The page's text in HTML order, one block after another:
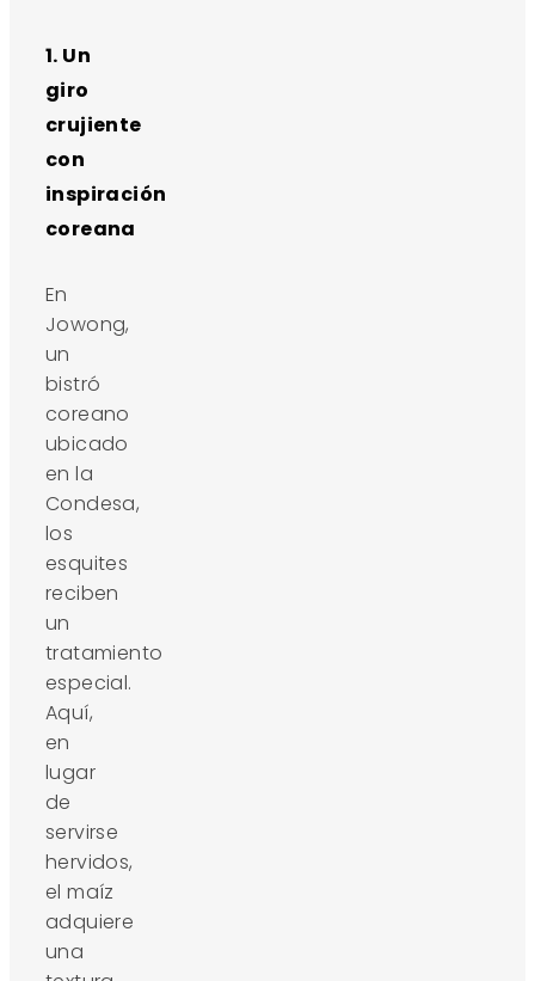
1. Un
giro
crujiente
con
inspiración
coreana
En
Jowong,
un
bistró
coreano
ubicado
en la
Condesa,
los
esquites
reciben
un
tratamiento
especial.
Aquí,
en
lugar
de
servirse
hervidos,
el maíz
adquiere
una